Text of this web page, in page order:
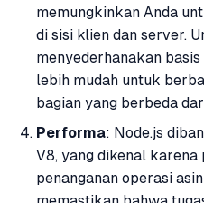
memungkinkan Anda
di sisi klien dan server.
menyederhanakan
lebih mudah untuk
bagian yang berbeda
Performa: Node.js
V8, yang dikenal
penanganan operasi